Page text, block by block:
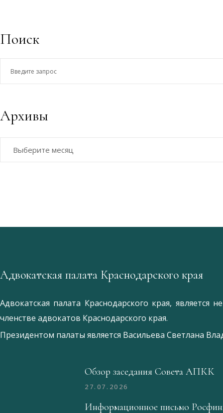
Поиск
Архивы
Адвокатская палата Краснодарского края
Адвокатская палата Краснодарского края, является
членстве адвокатов Краснодарского края.
Президентом палаты является Ваcильева Светлана
Обзор заседания Совета АПКК
27.07.2026
Информационное письмо